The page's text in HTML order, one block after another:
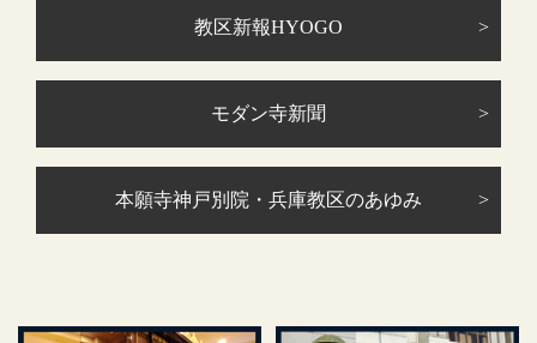
教区新報HYOGO
モダン寺新聞
本願寺神戸別院・兵庫教区のあゆみ